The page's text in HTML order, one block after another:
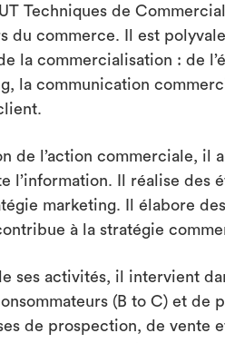
Techniques de
du commerce. Il est
la commercialisation : de
la communication
de l’action commerciale, il
l’information. Il réalise des
marketing. Il élabore
à la stratégie
ses activités, il intervient
(B to C) et de
de prospection, de vente